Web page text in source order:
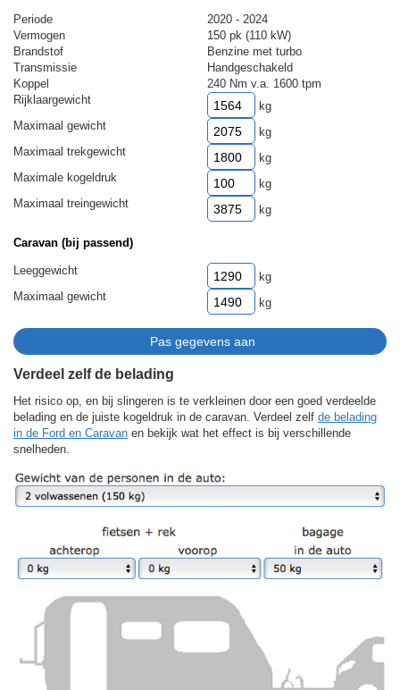
Periode
2020 - 2024
Vermogen
150 pk (110 kW)
Brandstof
Benzine met turbo
Transmissie
Handgeschakeld
Koppel
240 Nm v.a. 1600 tpm
Rijklaargewicht
kg
Maximaal gewicht
kg
Maximaal trekgewicht
kg
Maximale kogeldruk
kg
Maximaal treingewicht
kg
Caravan (bij passend)
Leeggewicht
kg
Maximaal gewicht
kg
Verdeel zelf de belading
Het risico op, en bij slingeren is te verkleinen door een goed verdeelde
belading en de juiste kogeldruk in de caravan. Verdeel zelf de belading
in de Ford en Caravan en bekijk wat het effect is bij verschillende
snelheden.